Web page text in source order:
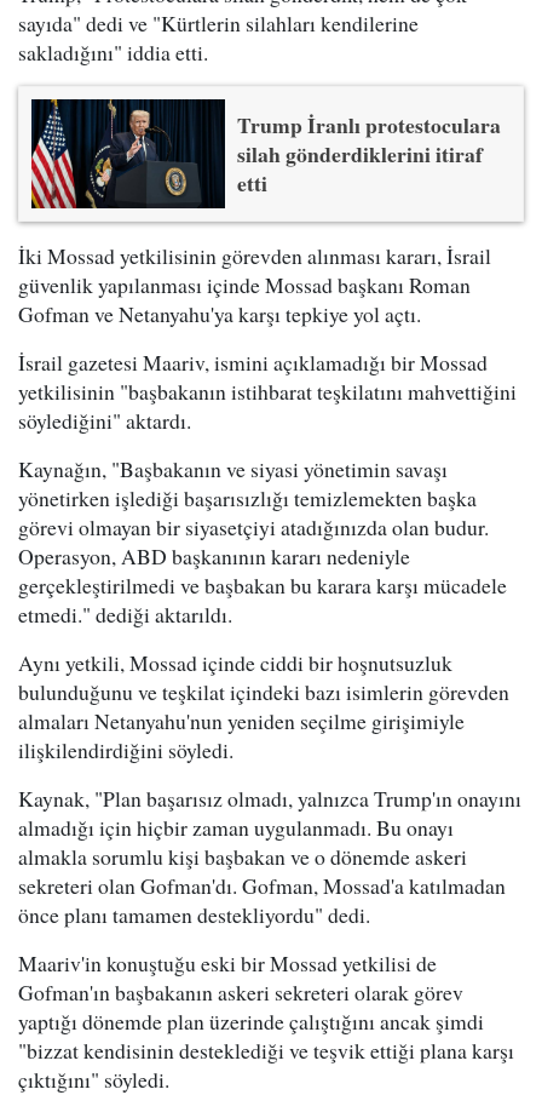
sayıda" dedi ve "Kürtlerin silahları kendilerine
sakladığını" iddia etti.
Trump İranlı protestoculara
silah gönderdiklerini itiraf
etti
İki Mossad yetkilisinin görevden alınması kararı, İsrail
güvenlik yapılanması içinde Mossad başkanı Roman
Gofman ve Netanyahu'ya karşı tepkiye yol açtı.
İsrail gazetesi Maariv, ismini açıklamadığı bir Mossad
yetkilisinin "başbakanın istihbarat teşkilatını mahvettiğini
söylediğini" aktardı.
Kaynağın, "Başbakanın ve siyasi yönetimin savaşı
yönetirken işlediği başarısızlığı temizlemekten başka
görevi olmayan bir siyasetçiyi atadığınızda olan budur.
Operasyon, ABD başkanının kararı nedeniyle
gerçekleştirilmedi ve başbakan bu karara karşı mücadele
etmedi." dediği aktarıldı.
Aynı yetkili, Mossad içinde ciddi bir hoşnutsuzluk
bulunduğunu ve teşkilat içindeki bazı isimlerin görevden
almaları Netanyahu'nun yeniden seçilme girişimiyle
ilişkilendirdiğini söyledi.
Kaynak, "Plan başarısız olmadı, yalnızca Trump'ın onayını
almadığı için hiçbir zaman uygulanmadı. Bu onayı
almakla sorumlu kişi başbakan ve o dönemde askeri
sekreteri olan Gofman'dı. Gofman, Mossad'a katılmadan
önce planı tamamen destekliyordu" dedi.
Maariv'in konuştuğu eski bir Mossad yetkilisi de
Gofman'ın başbakanın askeri sekreteri olarak görev
yaptığı dönemde plan üzerinde çalıştığını ancak şimdi
"bizzat kendisinin desteklediği ve teşvik ettiği plana karşı
çıktığını" söyledi.